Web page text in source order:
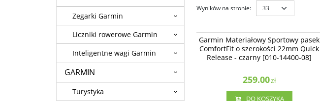
Wyników na stronie:
Garmin Materiałowy Sportowy pasek
ComfortFit o szerokości 22mm Quick Release -
czarny [010-14400-08]
Garmin Materiałowy Sportowy pasek
ComfortFit o szerokości 22mm Quick
Release - czarny [010-14400-08]
259.00zł
DO KOSZYKA
Zegarki Garmin
Liczniki rowerowe Garmin
Inteligentne wagi Garmin
GARMIN
Turystyka